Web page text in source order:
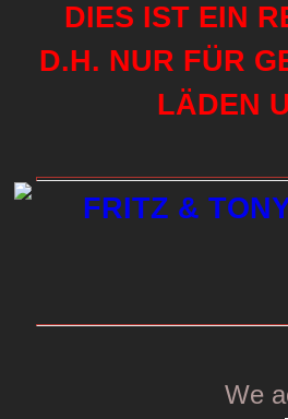
DIES IST EIN
D.H. NUR FÜR
LÄDEN
FRITZ &
We